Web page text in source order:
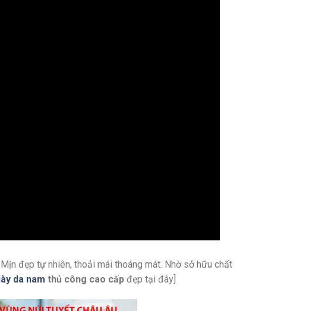
đẹp tự nhiên, thoải mái thoáng mát. Nhờ sở hữu chất
da nam thủ công cao cấp đẹp tại đây]